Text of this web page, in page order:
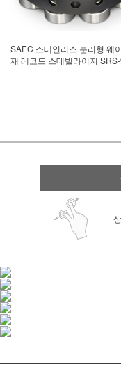
SAEC 스테인리스 분리형 웨
재 레코드 스테빌라이저